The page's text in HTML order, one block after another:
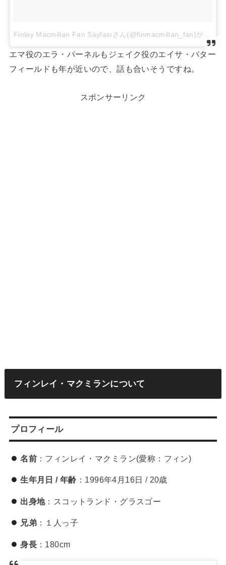
エマ役のエラ・パーネルもジェイク役のエイサ・バター
フィールドも年が近いので、話も合いそうですね。
スポンサーリンク
フィンレイ・マクミランについて
プロフィール
名前：フィンレイ・マクミラン(愛称：フィン)
生年月日 / 年齢 ：1996年4月16日 / 20歳
出身地：スコットランド・グラスゴー
兄弟：１人っ子
身長：180cm